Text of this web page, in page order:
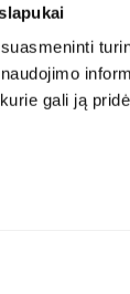
gali ją